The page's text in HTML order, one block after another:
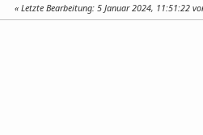
Letzte Bearbeitung: 5 Januar 2024, 11:51:22